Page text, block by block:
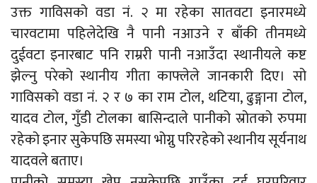
उक्त गाविसको वडा नं. २ मा रहेका सातवटा इनारमध्ये
चारवटामा पहिलेदेखि नै पानी नआउने र बाँकी तीनमध्ये
दुईवटा इनारबाट पनि राम्ररी पानी नआउँदा स्थानीयले कष्ट
झेल्नु परेको स्थानीय गीता काफ्लेले जानकारी दिए। सो
गाविसको वडा नं. २ र ७ का राम टोल, थटिया, ढुङ्गाना टोल,
यादव टोल, गुँडी टोलका बासिन्दाले पानीको स्रोतको रुपमा
रहेको इनार सुकेपछि समस्या भोग्नु परिरहेको स्थानीय सूर्यनाथ
यादवले बताए।